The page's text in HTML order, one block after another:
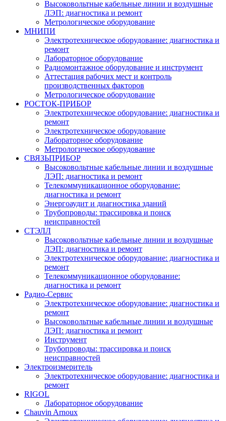
Высоковольтные кабельные линии и воздушные
ЛЭП: диагностика и ремонт
Метрологическое оборудование
МНИПИ
Электротехническое оборудование: диагностика и
ремонт
Лабораторное оборудование
Радиомонтажное оборудование и инструмент
Аттестация рабочих мест и контроль
производственных факторов
Метрологическое оборудование
РОСТОК-ПРИБОР
Электротехническое оборудование: диагностика и
ремонт
Электротехническое оборудование
Лабораторное оборудование
Метрологическое оборудование
СВЯЗЬПРИБОР
Высоковольтные кабельные линии и воздушные
ЛЭП: диагностика и ремонт
Телекоммуникационное оборудование:
диагностика и ремонт
Энергоаудит и диагностика зданий
Трубопроводы: трассировка и поиск
неисправностей
СТЭЛЛ
Высоковольтные кабельные линии и воздушные
ЛЭП: диагностика и ремонт
Электротехническое оборудование: диагностика и
ремонт
Телекоммуникационное оборудование:
диагностика и ремонт
Радио-Cервис
Электротехническое оборудование: диагностика и
ремонт
Высоковольтные кабельные линии и воздушные
ЛЭП: диагностика и ремонт
Инструмент
Трубопроводы: трассировка и поиск
неисправностей
Электроизмеритель
Электротехническое оборудование: диагностика и
ремонт
RIGOL
Лабораторное оборудование
Chauvin Arnoux